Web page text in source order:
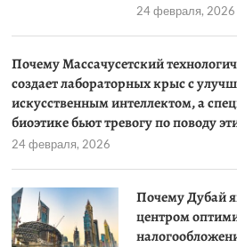
24 февраля, 2026
Почему Массачусетский
создает лабораторных крыс с
искусственным интеллектом, а
биоэтике бьют тревогу по поводу
24 февраля, 2026
Почему Дубай
центром